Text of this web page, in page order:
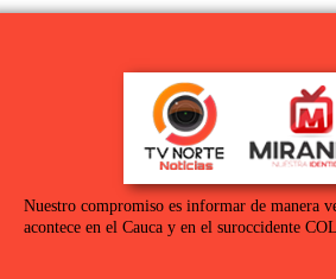
Nuestro compromiso es informar de manera
acontece en el Cauca y en el suroccidente